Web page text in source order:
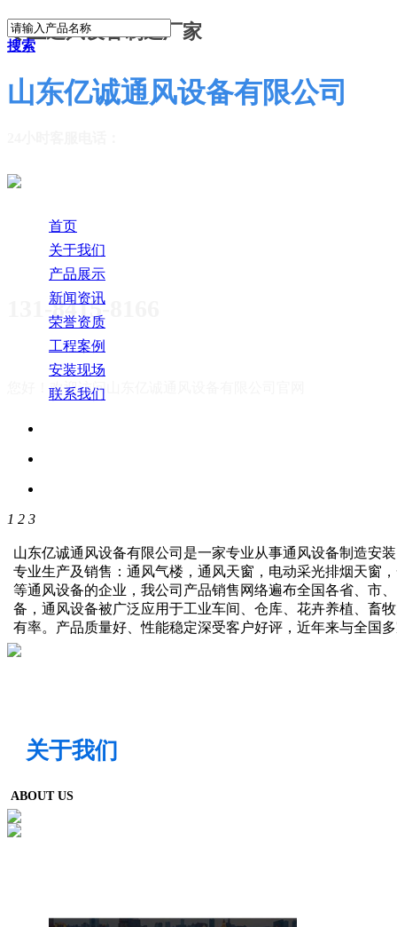
专业通风设备制造厂家
山东亿诚通风设备有限公司
131-8415-8166
您好！欢迎访问
搜索
首页
关于我们
产品展示
新闻资讯
荣誉资质
工程案例
安装现场
联系我们
1 2 3
山东亿诚通风设备有限公司是一家专业从事通风设备制造安
专业生产及销售：通风气楼，通风天窗，电动采光排烟天窗
等通风设备的企业，我公司产品销售网络遍布全国各省、市
备，通风设备被广泛应用于工业车间、仓库、花卉养植、畜
有率。产品质量好、性能稳定深受客户好评，近年来与全国
关于我们
ABOUT US